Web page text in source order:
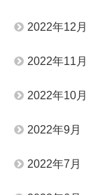
2022年12月
2022年11月
2022年10月
2022年9月
2022年7月